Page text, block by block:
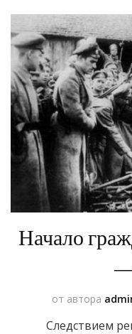
Начало
от автора
Следствием